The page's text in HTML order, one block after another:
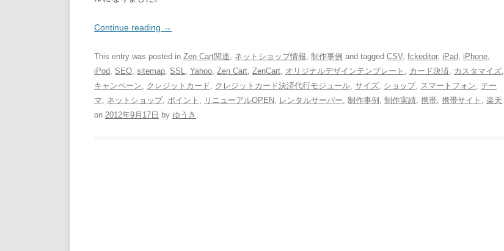
Continue reading →
This entry was posted in Zen Cart関連, ネットショップ情報, 制作事例 and tagged CSV, fckeditor, iPad, iPhone,
iPod, SEO, sitemap, SSL, Yahoo, Zen Cart, ZenCart, オリジナルデザインテンプレート , カード決済, カスタマイズ,
キャンペーン, クレジットカード , クレジットカード決済代行モジュール, サイズ, ショップ, スマートフォン, テー
マ, ネットショップ, ポイント , リニューアルOPEN, レンタルサーバー, 制作事例 , 制作実績, 携帯, 携帯サイト , 楽天
on 2012年9月17日 by ゆうき .